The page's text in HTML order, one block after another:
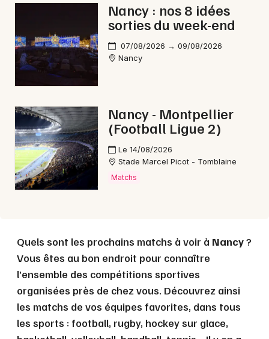
Nancy : nos 8 idées
sorties du week-end
07/08/2026 → 09/08/2026
Nancy
Nancy - Montpellier
(Football Ligue 2)
Le 14/08/2026
Stade Marcel Picot - Tomblaine
Matchs
Quels sont les prochains matchs à voir à Nancy?
Vous êtes au bon endroit pour connaître
l’ensemble des compétitions sportives
organisées près de chez vous. Découvrez ainsi
les matchs de vos équipes favorites, dans tous
les sports : football, rugby, hockey sur glace,